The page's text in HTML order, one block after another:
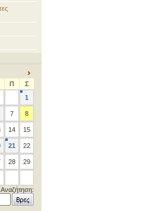
>
Π
Σ
1
7 8
14 15
21 22
28 29
Αναζήτηση: